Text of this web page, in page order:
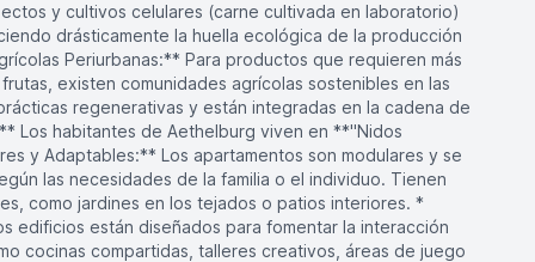
y cultivos celulares (carne cultivada en laboratorio)
drásticamente la huella ecológica de la producción
Periurbanas:** Para productos que requieren más
existen comunidades agrícolas sostenibles en las
regenerativas y están integradas en la cadena de
Los habitantes de Aethelburg viven en **"Nidos
y Adaptables:** Los apartamentos son modulares y se
las necesidades de la familia o el individuo. Tienen
como jardines en los tejados o patios interiores. *
edificios están diseñados para fomentar la interacción
cocinas compartidas, talleres creativos, áreas de juego